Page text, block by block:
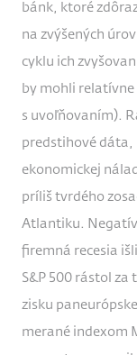
bánk, ktoré
na zvýšených
cyklu ich
by mohli relatívne
s uvoľňovaním).
predstihové dáta,
ekonomickej
príliš tvrdého
Atlantiku.
firemná recesia
S&P 500 rástol za
zisku
merané indexom